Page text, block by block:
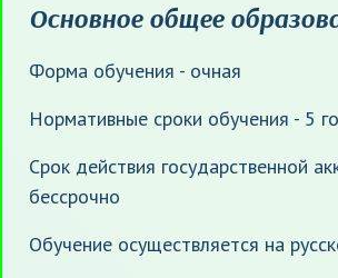
Основное общее
Форма обучения - очная
Нормативные сроки обучения - 5
Срок действия государственной
бессрочно
Обучение осуществляется на